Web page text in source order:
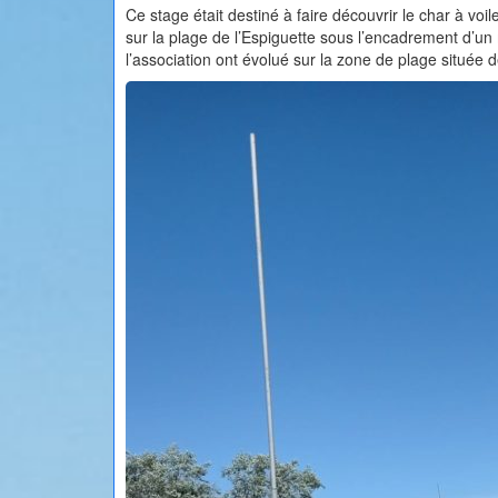
Ce stage était destiné à faire découvrir le char à
sur la plage de l’Espiguette sous l’encadrement
l’association ont évolué sur la zone de plage